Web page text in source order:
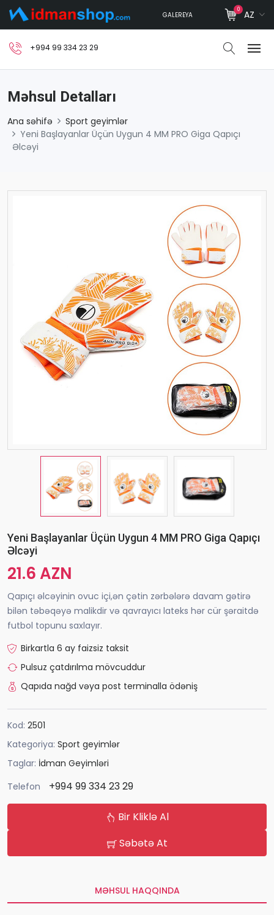
GALEREYA
0 AZ
+994 99 334 23 29
Məhsul Detalları
Ana səhifə
Sport geyimlər
Yeni Başlayanlar Üçün Uygun 4 MM PRO Giga Qapıçı
Əlcəyi
Yeni Başlayanlar Üçün Uygun 4 MM PRO Giga Qapıçı
Əlcəyi
21.6 AZN
Qapıçı əlcəyinin ovuc içi,ən çətin zərbələrə davam gətirə
bilən təbəqəyə malikdir və qavrayıcı lateks hər cür şəraitdə
futbol topunu saxlayır.
Birkartla 6 ay faizsiz taksit
Pulsuz çatdırılma mövcuddur
Qapıda nağd vəya post terminalla ödəniş
Kod: 2501
Kategoriya: Sport geyimlər
Taglar: İdman Geyimləri
Telefon
+994 99 334 23 29
Bir Kliklə Al
Səbətə At
MƏHSUL HAQQINDA